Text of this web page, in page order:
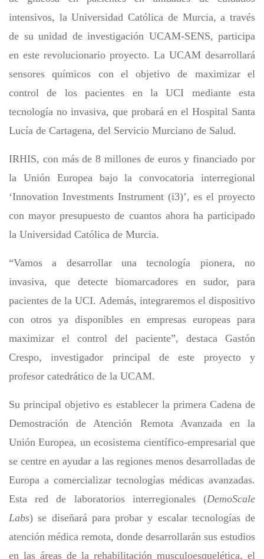
intensivos, la Universidad Católica de Murcia, a través
de su unidad de investigación UCAM-SENS, participa
en este revolucionario proyecto. La UCAM desarrollará
sensores químicos con el objetivo de maximizar el
control de los pacientes en la UCI mediante esta
tecnología no invasiva, que probará en el Hospital Santa
Lucía de Cartagena, del Servicio Murciano de Salud.
IRHIS, con más de 8 millones de euros y financiado por
la Unión Europea bajo la convocatoria interregional
‘Innovation Investments Instrument (i3)’, es el proyecto
con mayor presupuesto de cuantos ahora ha participado
la Universidad Católica de Murcia.
“Vamos a desarrollar una tecnología pionera, no
invasiva, que detecte biomarcadores en sudor, para
pacientes de la UCI. Además, integraremos el dispositivo
con otros ya disponibles en empresas europeas para
maximizar el control del paciente”, destaca Gastón
Crespo, investigador principal de este proyecto y
profesor catedrático de la UCAM.
Su principal objetivo es establecer la primera Cadena de
Demostración de Atención Remota Avanzada en la
Unión Europea, un ecosistema científico-empresarial que
se centre en ayudar a las regiones menos desarrolladas de
Europa a comercializar tecnologías médicas avanzadas.
Esta red de laboratorios interregionales (DemoScale
Labs) se diseñará para probar y escalar tecnologías de
atención médica remota, donde desarrollarán sus estudios
en las áreas de la rehabilitación musculoesquelética, el